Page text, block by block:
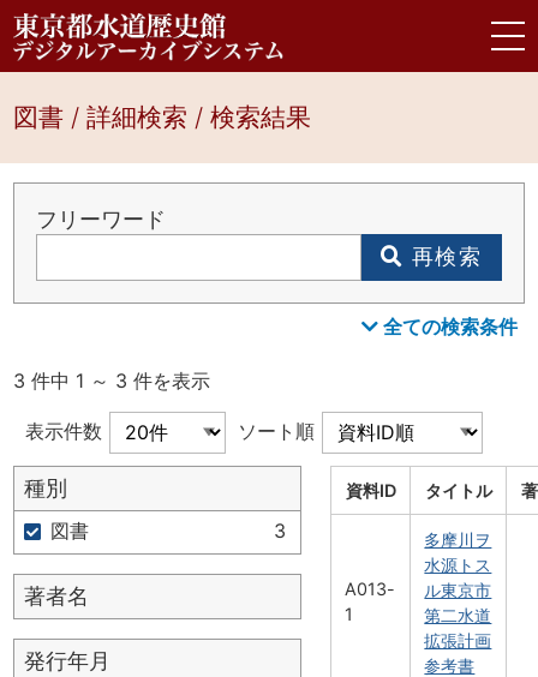
図書 / 詳細検索 / 検索結果
フリーワード
再検索
全ての検索条件
3 件中 1 ～ 3 件を表示
表示件数 ソート順
種別
図書 3
著者名
発行年月
資料ID タイトル
A013-
1
多摩川ヲ
水源トス
ル東京市
第二水道
拡張計画
参考書